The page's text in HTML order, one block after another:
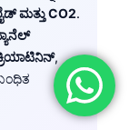
ಮತ್ತು CO2.
ಕ್ರಿಯಾಟಿನಿನ್,